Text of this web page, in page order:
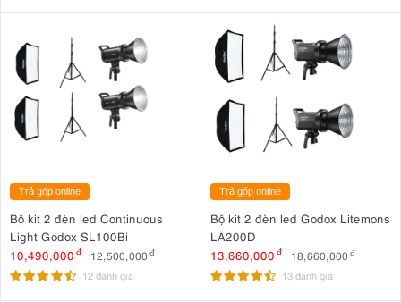
Trả góp online
Bộ kit 2 đèn led Continuous
Light Godox SL100Bi
10,490,000 đ 12,500,000đ
12 đánh giá
Trả góp online
Bộ kit 2 đèn led Godox Litemons
LA200D
13,660,000 đ 18,660,000 đ
13 đánh giá